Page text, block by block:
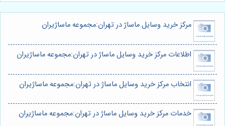
مرکز خرید وسایل ماساژ در تهران:مجموعه ماساژیران
اطلاعات مرکز خرید وسایل ماساژ در تهران:مجموعه ماساژیران
انتخاب مرکز خرید وسایل ماساژ در تهران:مجموعه ماساژیران
خدمات مرکز خرید وسایل ماساژ در تهران:مجموعه ماساژیران